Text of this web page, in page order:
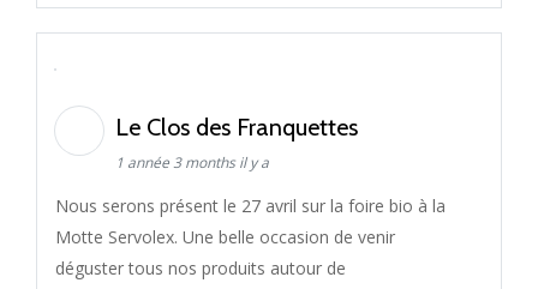
Le Clos des Franquettes
1 année 3 months il y a
Nous serons présent le 27 avril sur la foire bio à la
Motte Servolex. Une belle occasion de venir
déguster tous nos produits autour de